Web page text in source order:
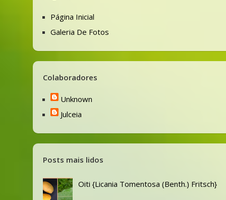
Página Inicial
Galeria De Fotos
Colaboradores
Unknown
Julceia
Posts mais lidos
Oiti {Licania Tomentosa (Benth.) Fritsch}